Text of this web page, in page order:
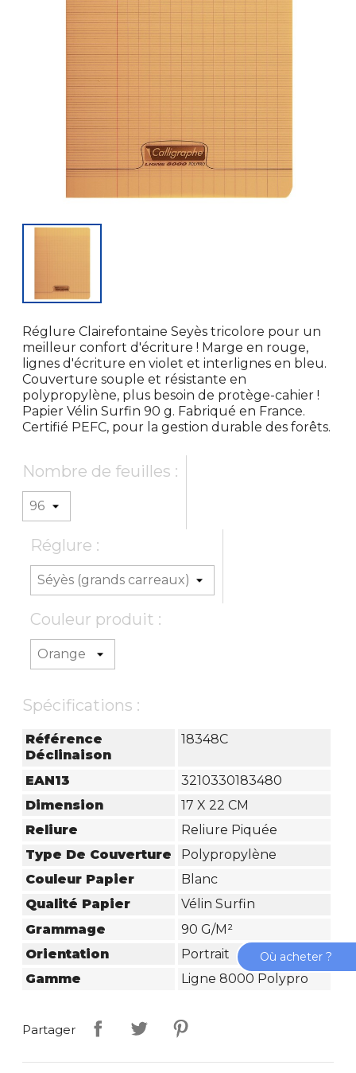
Réglure Clairefontaine Seyès tricolore pour un
meilleur confort d'écriture ! Marge en rouge,
lignes d'écriture en violet et interlignes en bleu.
Couverture souple et résistante en
polypropylène, plus besoin de protège-cahier !
Papier Vélin Surfin 90 g. Fabriqué en France.
Certifié PEFC, pour la gestion durable des forêts.
Nombre de feuilles :
Réglure :
Couleur produit :
Spécifications :
Référence
Déclinaison
18348C
EAN13
3210330183480
Dimension
17 X 22 CM
Reliure
Reliure Piquée
Type De Couverture
Polypropylène
Couleur Papier
Blanc
Qualité Papier
Vélin Surfin
Grammage
90 G/m²
Orientation
Portrait
Gamme
Ligne 8000 Polypro
Partager
Où acheter ?